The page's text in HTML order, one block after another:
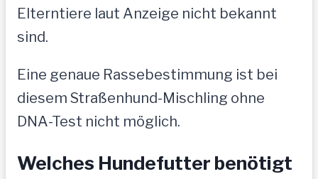
Elterntiere laut Anzeige nicht bekannt
sind.
Eine genaue Rassebestimmung ist bei
diesem Straßenhund-Mischling ohne
DNA-Test nicht möglich.
Welches Hundefutter benötigt